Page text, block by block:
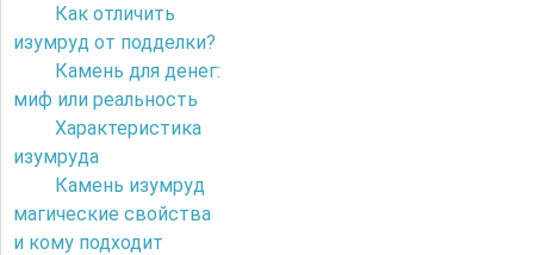
Как отличить
изумруд от подделки?
Камень для денег:
миф или реальность
Характеристика
изумруда
Камень изумруд
магические свойства
и кому подходит